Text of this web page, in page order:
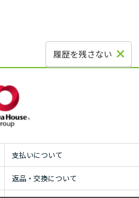
履歴を残さない
支払いについて
返品・交換について